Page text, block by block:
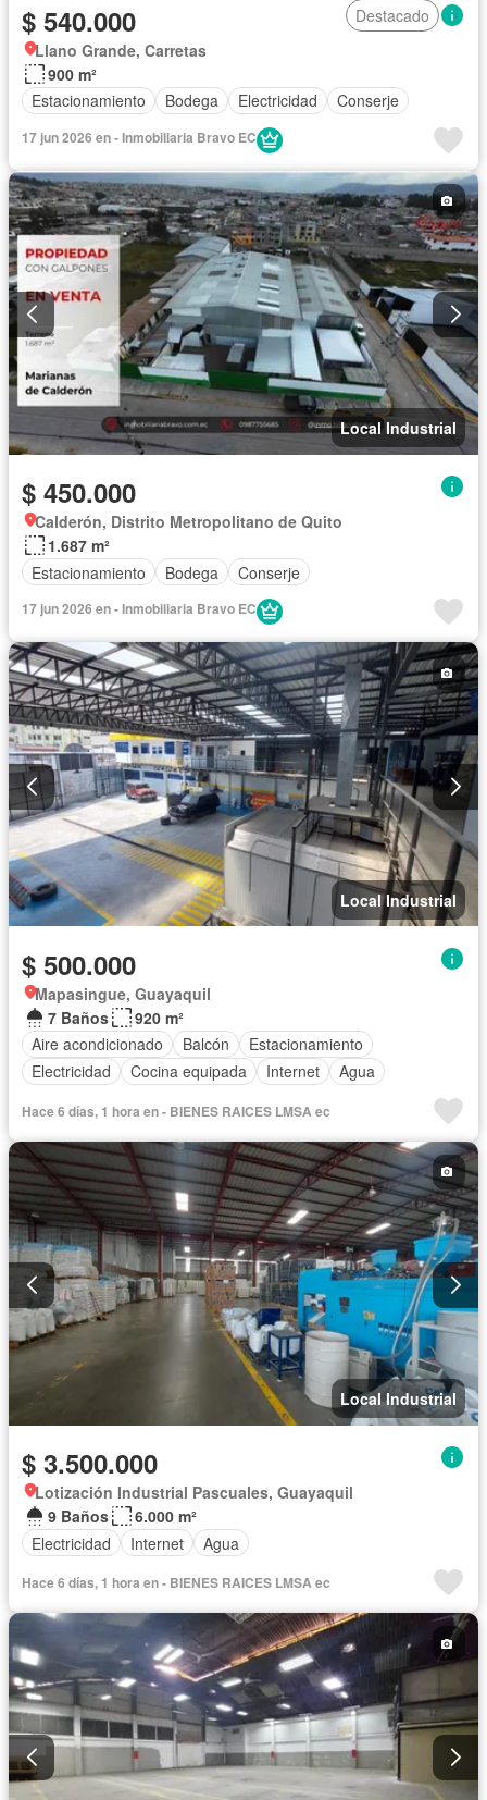
$ 540.000
Destacado
Llano Grande, Carretas
900 m²
Estacionamiento
Bodega Electricidad Conserje
17 jun 2026 en - Inmobiliaria Bravo EC
Local Industrial
$ 450.000
Calderón, Distrito Metropolitano de Quito
1.687 m²
Estacionamiento
Bodega Conserje
17 jun 2026 en - Inmobiliaria Bravo EC
Local Industrial
$ 500.000
Mapasingue, Guayaquil
7 Baños
920 m²
Aire acondicionado
Balcón
Estacionamiento
Electricidad
Cocina equipada Internet Agua
Hace 6 días, 1 hora en - BIENES RAICES LMSA ec
Local Industrial
$ 3.500.000
Lotización Industrial Pascuales, Guayaquil
9 Baños
6.000 m²
Electricidad
Internet Agua
Hace 6 días, 1 hora en - BIENES RAICES LMSA ec